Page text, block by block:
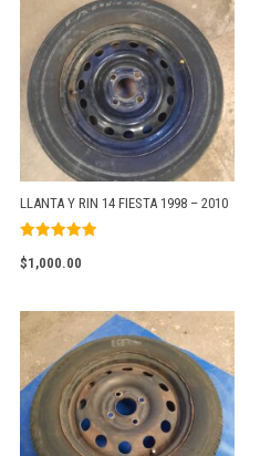
LLANTA Y RIN 14 FIESTA 1998 – 2010
con
$1,000.00